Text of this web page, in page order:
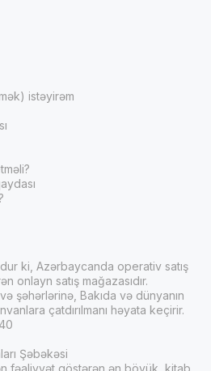
istəyirəm
ki, Azərbaycanda operativ satış
onlayn satış mağazasıdır.
şəhərlərinə, Bakıda və dünyanın
çatdırılmanı həyata keçirir.
Şəbəkəsi
fəaliyyət göstərən ən böyük kitab